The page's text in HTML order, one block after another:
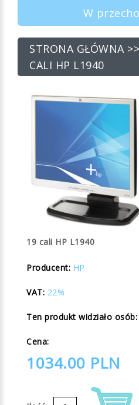
W
STRONA GŁÓWNA >>
CALI HP L1940
19 cali HP L1940
Producent: HP
VAT: 22%
Ten produkt widziało osób:
Cena:
1034.00 PLN